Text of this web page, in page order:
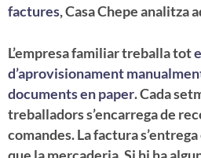
factures, Casa Chepe analitza
L’empresa familiar treballa tot
d’aprovisionament
documents en paper. Cada
treballadors s’encarrega de
comandes. La factura